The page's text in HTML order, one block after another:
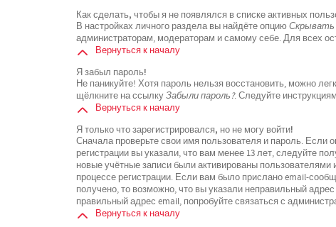
Как сделать, чтобы я не появлялся в списке активных
В настройках личного раздела вы найдёте опциюСкрывать
администраторам, модераторам и самому себе. Для всех
Вернуться к началу
Я забыл пароль!
Не паникуйте! Хотя пароль нельзя восстановить, можно
щёлкните на ссылкуЗабыли пароль?. Следуйте
Вернуться к началу
Я только что зарегистрировался, но не могу войти!
Сначала проверьте свои имя пользователя и пароль. Если
регистрации вы указали, что вам менее 13 лет, следуйте
новые учётные записи были активированы
процессе регистрации. Если вам было прислано email-
получено, то возможно, что вы указали неправильный
правильный адрес email, попробуйте связаться с
Вернуться к началу